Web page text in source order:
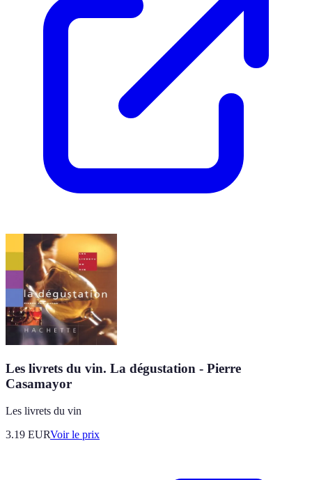
Les livrets du vin. La dégustation - Pierre
Casamayor
Les livrets du vin
3.19 EURVoir le prix